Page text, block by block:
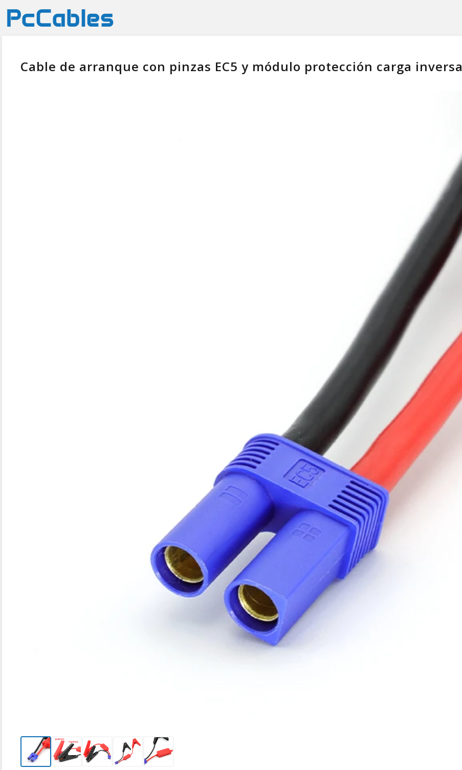
Cable de arranque con pinzas EC5 y módulo protección carga inversa